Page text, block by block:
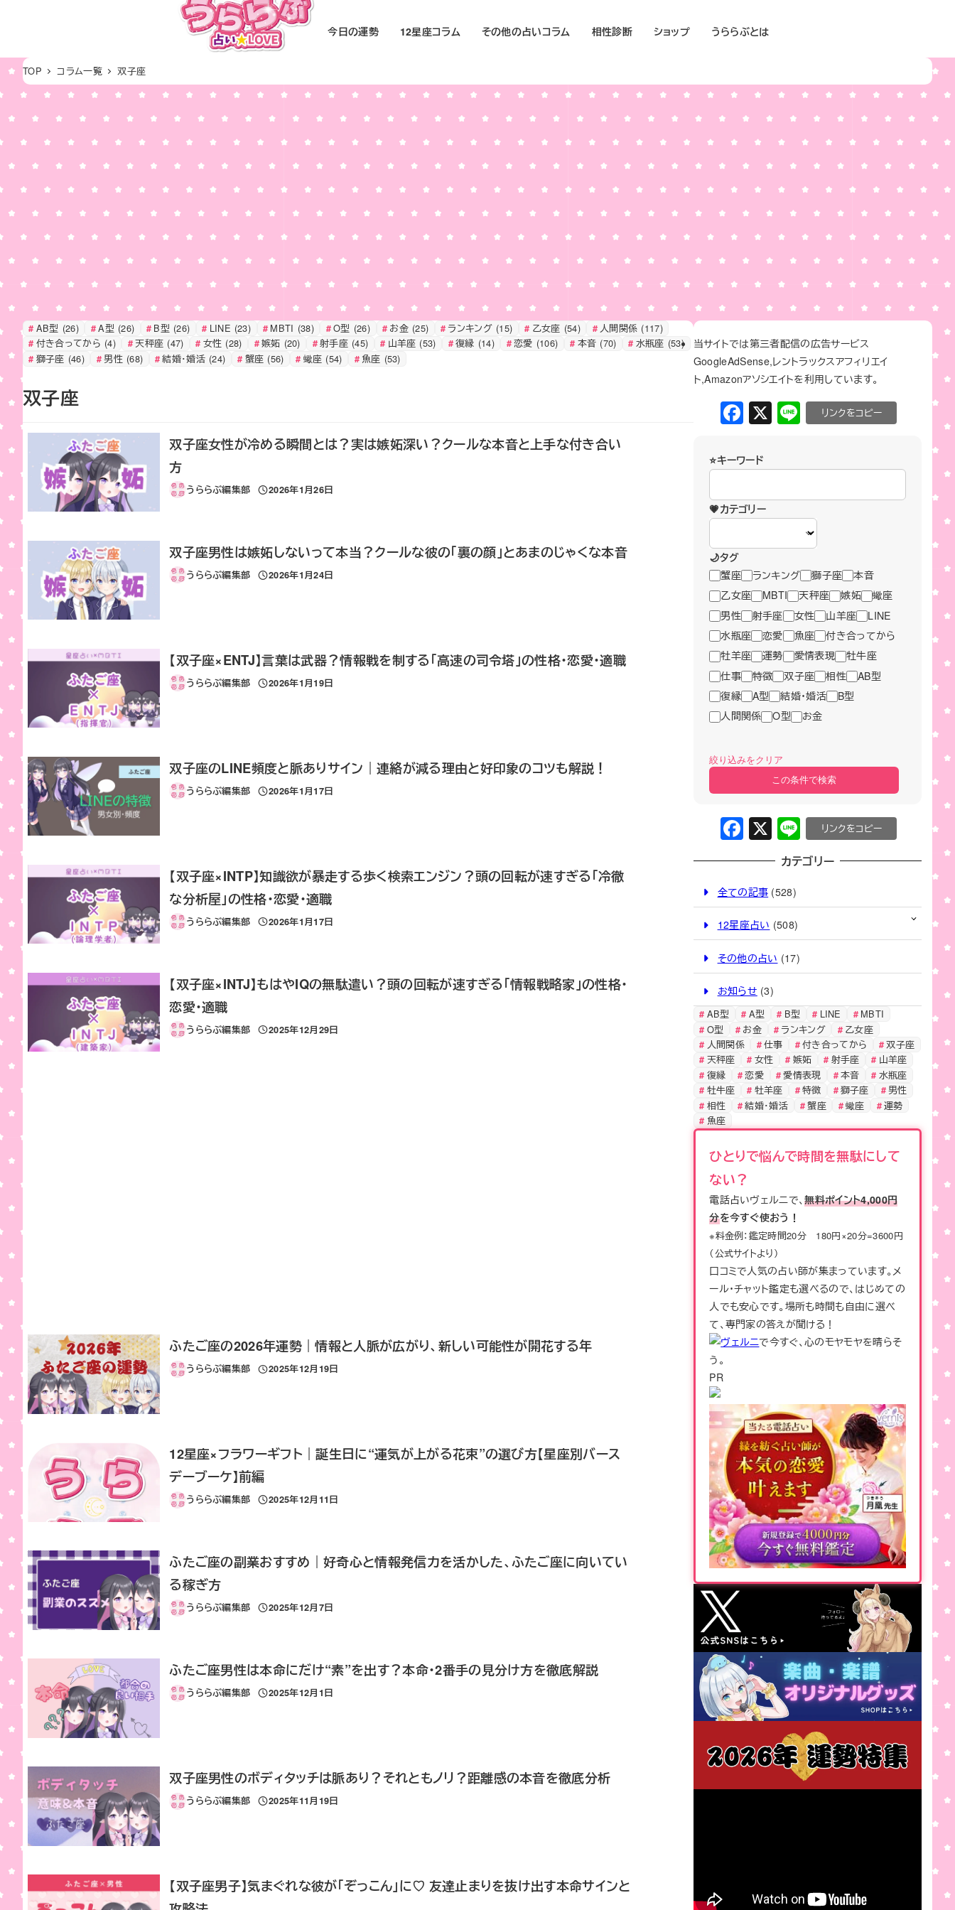
コ
ン
ツ
へ
移
動
今日の運勢 12星座コラム その他の占いコラム 相性診断 ショップ うららぶとは
TOP コラム一覧 双子座
AB型 (26) A型 (26) B型 (26) LINE (23) MBTI (38) O型 (26) お金 (25) ランキング (15) 乙女座 (54) 人間関係 (117)
付き合ってから (4) 天秤座 (47) 女性 (28) 嫉妬 (20) 射手座 (45) 山羊座 (53) 復縁 (14) 恋愛 (106) 本音 (70) 水瓶座 (53)
獅子座 (46) 男性 (68) 結婚・婚活 (24) 蟹座 (56) 蠍座 (54) 魚座 (53)
双子座
双子座女性が冷める瞬間とは？実は嫉妬深い？クールな本音と上手な付き合い
方
うららぶ編集部
投稿日
2026年1月26日
双子座男性は嫉妬しないって本当？クールな彼の「裏の顔」とあまのじゃくな本音
うららぶ編集部
投稿日
2026年1月24日
【双子座×ENTJ】言葉は武器？情報戦を制する「高速の司令塔」の性格・恋愛・適職
うららぶ編集部
投稿日
2026年1月19日
双子座のLINE頻度と脈ありサイン｜連絡が減る理由と好印象のコツも解説！
うららぶ編集部
投稿日
2026年1月17日
【双子座×INTP】知識欲が暴走する歩く検索エンジン？頭の回転が速すぎる「冷徹
な分析屋」の性格・恋愛・適職
うららぶ編集部
投稿日
2026年1月17日
【双子座×INTJ】もはやIQの無駄遣い？頭の回転が速すぎる「情報戦略家」の性格・
恋愛・適職
うららぶ編集部
投稿日
2025年12月29日
ふたご座の2026年運勢｜情報と人脈が広がり、新しい可能性が開花する年
うららぶ編集部
投稿日
2025年12月19日
12星座×フラワーギフト｜誕生日に“運気が上がる花束”の選び方【星座別バース
デーブーケ】前編
うららぶ編集部
投稿日
2025年12月11日
ふたご座の副業おすすめ｜好奇心と情報発信力を活かした、ふたご座に向いてい
る稼ぎ方
うららぶ編集部
投稿日
2025年12月7日
ふたご座男性は本命にだけ“素”を出す？本命・2番手の見分け方を徹底解説
うららぶ編集部
投稿日
2025年12月1日
双子座男性のボディタッチは脈あり？それともノリ？距離感の本音を徹底分析
うららぶ編集部
投稿日
2025年11月19日
【双子座男子】気まぐれな彼が「ぞっこん」に♡ 友達止まりを抜け出す本命サインと
当サイトでは第三者配信の広告サービス
GoogleAdSense,レントラックスアフィリエイ
ト,Amazonアソシエイトを利用しています。
F
a
c
e
b
o
o
k
X Li
n
C
o
y
Li
⭐キーワード
💗カテゴリー
🌙タグ
蟹座
ランキング 獅子座
本音
乙女座
MBTI 天秤座 嫉妬
蠍座
男性
射手座 女性 山羊座
LINE
水瓶座
恋愛 魚座
付き合ってから
牡羊座
運勢 愛情表現
牡牛座
仕事
特徴 双子座 相性
AB型
復縁
A型 結婚・婚活
B型
人間関係
O型 お金
絞り込みをクリア
この条件で検索
F
a
e
b
o
o
k
X Li
n
e
C
o
n
k
カテゴリー
全ての記事 (528)
12星座占い (508)
その他の占い (17)
お知らせ (3)
AB型 A型 B型 LINE
MBTI
O型
お金 ランキング
乙女座
人間関係
仕事 付き合ってから
双子座
天秤座
女性 嫉妬 射手座
山羊座
復縁
恋愛 愛情表現 本音
水瓶座
牡牛座
牡羊座 特徴 獅子座
男性
相性
結婚・婚活 蟹座 蠍座
運勢
魚座
ひとりで悩んで時間を無駄にして
ない？
電話占いヴェルニで、無料ポイント4,000円
分を今すぐ使おう！
※料金例：鑑定時間20分 180円×20分=3600円
（公式サイトより）
口コミで人気の占い師が集まっています。メ
ール・チャット鑑定も選べるので、はじめての
人でも安心です。場所も時間も自由に選べ
て、専門家の答えが聞ける！
ヴェルニで今すぐ、心のモヤモヤを晴らそ
う。
PR